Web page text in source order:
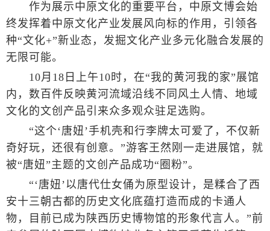
作为展示中原文化的重要平台，中原文博会始
终发挥着中原文化产业发展风向标的作用，引领各
种“文化+”新业态，发掘文化产业多元化融合发展的
无限可能。
10月18日上午10时，在“我的黄河我的家”展馆
内，数百件反映黄河流域沿线不同风土人情、地域
文化的文创产品引来众多观众驻足选购。
“这个‘唐妞’手机壳和行李牌太可爱了，不仅新
奇好玩，还很有创意。”游客王然刚一走进展馆，就
被“唐妞”主题的文创产品成功“圈粉”。
“‘唐妞’以唐代仕女俑为原型设计，是糅合了西
安十三朝古都的历史文化底蕴打造而成的卡通人
物，目前已成为陕西历史博物馆的形象代言人。”前